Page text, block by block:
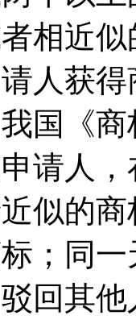
相近
人获
国《
请人
近似的
；同
回其